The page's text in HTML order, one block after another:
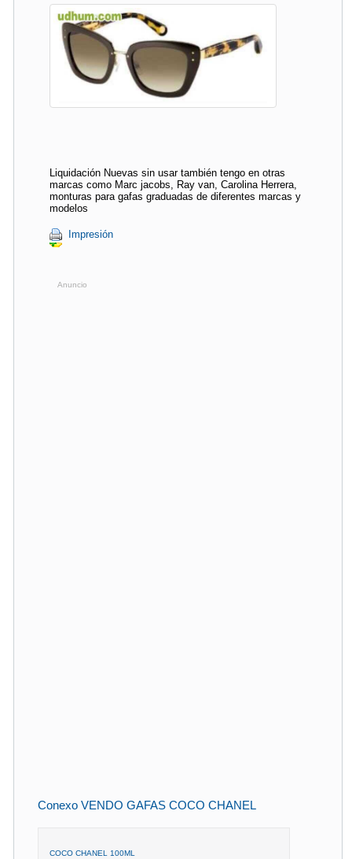
Liquidación Nuevas sin usar también tengo en otras
marcas como Marc jacobs, Ray van, Carolina Herrera,
monturas para gafas graduadas de diferentes marcas y
modelos
Impresión
Anuncio
Conexo VENDO GAFAS COCO CHANEL
COCO CHANEL 100ML